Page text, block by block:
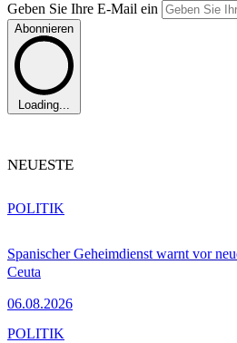
Geben Sie Ihre E-Mail ein
Abonnieren
Loading...
NEUESTE
Spanischer Geheimdienst warnt vor
Ceuta
06.08.2026
POLITIK
POLITIK